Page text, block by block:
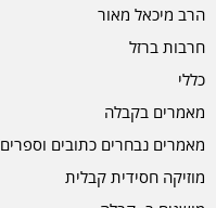
הרב מיכאל מאור
חרבות ברזל
כללי
מאמרים בקבלה
מאמרים נבחרים כתובים וספרים
מוזיקה חסידית קבלית